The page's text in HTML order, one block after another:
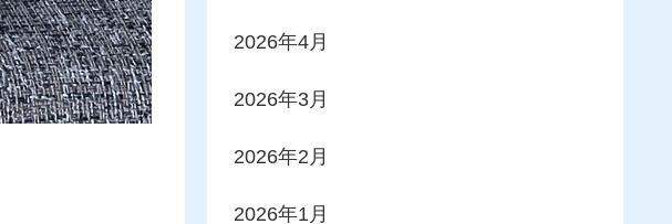
2026年4月
2026年3月
2026年2月
2026年1月